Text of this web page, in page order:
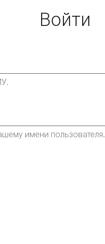
Войти
имени пользователя.